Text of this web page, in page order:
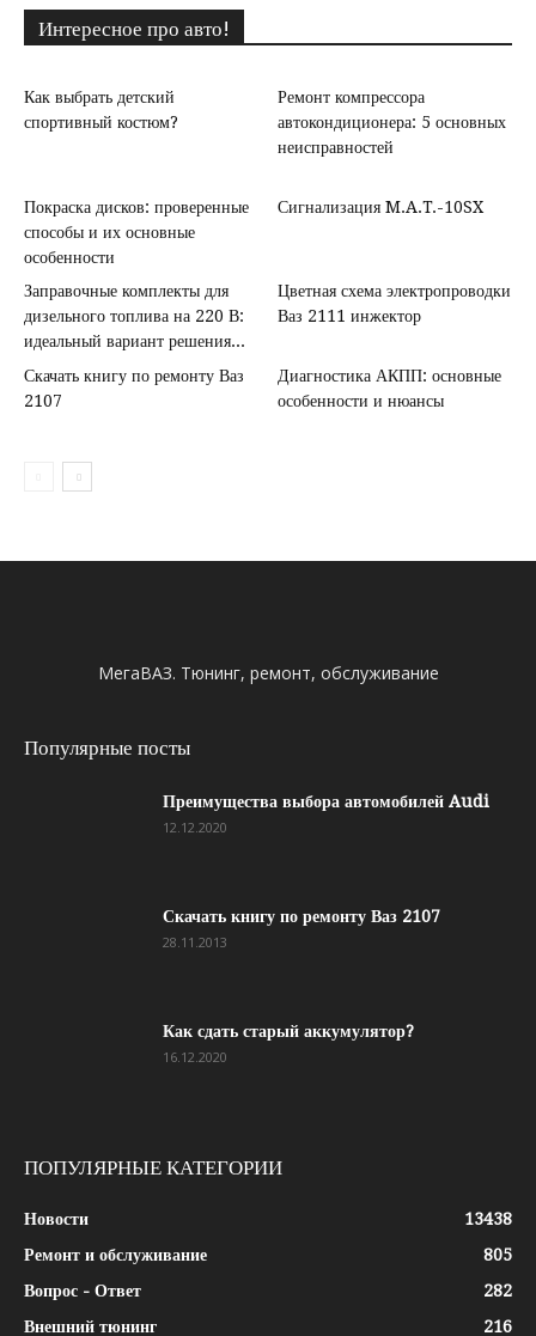
Интересное про авто!
Как выбрать детский
спортивный костюм?
Ремонт компрессора
автокондиционера: 5 основных
неисправностей
Покраска дисков: проверенные
способы и их основные
особенности
Сигнализация M.A.T.-10SX
Заправочные комплекты для
дизельного топлива на 220 В:
идеальный вариант решения...
Цветная схема электропроводки
Ваз 2111 инжектор
Скачать книгу по ремонту Ваз
2107
Диагностика АКПП: основные
особенности и нюансы
МегаВАЗ. Тюнинг, ремонт, обслуживание
Популярные посты
Преимущества выбора автомобилей Audi
12.12.2020
Скачать книгу по ремонту Ваз 2107
28.11.2013
Как сдать старый аккумулятор?
16.12.2020
ПОПУЛЯРНЫЕ КАТЕГОРИИ
Новости
13438
Ремонт и обслуживание
805
Вопрос - Ответ
282
Внешний тюнинг
216